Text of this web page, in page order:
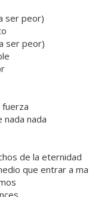
ser peor)
ser peor)
nada nada
de la eternidad
que entrar a